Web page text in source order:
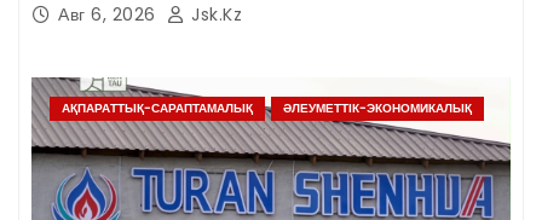
Авг 6, 2026 Jsk.kz
АҚПАРАТТЫҚ-САРАПТАМАЛЫҚ ӘЛЕУМЕТТІК-ЭКОНОМИКАЛЫҚ